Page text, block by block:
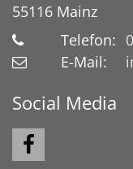
55116 Mainz
Telefon:
E-Mail:
Social Media